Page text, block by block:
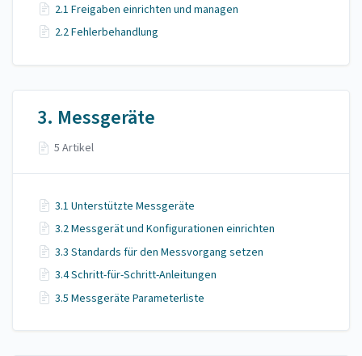
2.1 Freigaben einrichten und managen
2.2 Fehlerbehandlung
3. Messgeräte
5 Artikel
3.1 Unterstützte Messgeräte
3.2 Messgerät und Konfigurationen einrichten
3.3 Standards für den Messvorgang setzen
3.4 Schritt-für-Schritt-Anleitungen
3.5 Messgeräte Parameterliste